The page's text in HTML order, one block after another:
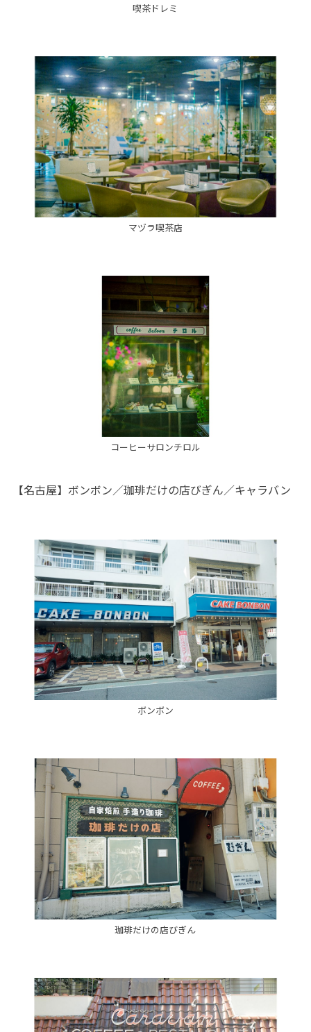
喫茶ドレミ
マヅラ喫茶店
コーヒーサロンチロル
【名古屋】ボンボン／珈琲だけの店びぎん／キャラバン
ボンボン
珈琲だけの店びぎん